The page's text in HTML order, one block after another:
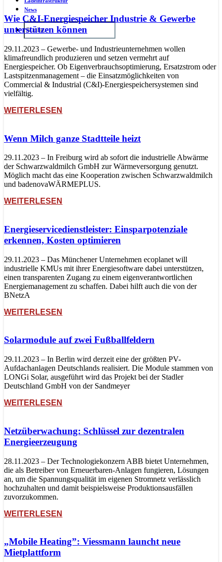
News
Wie C&I-Energiespeicher Industrie & Gewerbe
unterstützen können
29.11.2023 – Gewerbe- und Industrieunternehmen wollen
klimafreundlich produzieren und setzen vermehrt auf
Energiespeicher. Ob Eigenverbrauchsoptimierung, Ersatzstrom oder
Lastspitzenmanagement – die Einsatzmöglichkeiten von
Commercial & Industrial (C&I)-Energiespeichersystemen sind
vielfältig.
WEITERLESEN
Wenn Milch ganze Stadtteile heizt
29.11.2023 – In Freiburg wird ab sofort die industrielle Abwärme
der Schwarzwaldmilch GmbH zur Wärmeversorgung genutzt.
Möglich macht das eine Kooperation zwischen Schwarzwaldmilch
und badenovaWÄRMEPLUS.
WEITERLESEN
Energieservicedienstleister: Einsparpotenziale
erkennen, Kosten optimieren
29.11.2023 – Das Münchener Unternehmen ecoplanet will
industrielle KMUs mit ihrer Energiesoftware dabei unterstützen,
einen transparenten Zugang zu einem eigenverantwortlichen
Energiemanagement zu schaffen. Dabei hilft auch die von der
BNetzA
WEITERLESEN
Solarmodule auf zwei Fußballfeldern
29.11.2023 – In Berlin wird derzeit eine der größten PV-
Aufdachanlagen Deutschlands realisiert. Die Module stammen von
LONGi Solar, ausgeführt wird das Projekt bei der Stadler
Deutschland GmbH von der Sandmeyer
WEITERLESEN
Netzüberwachung: Schlüssel zur dezentralen
Energieerzeugung
28.11.2023 – Der Technologiekonzern ABB bietet Unternehmen,
die als Betreiber von Erneuerbaren-Anlagen fungieren, Lösungen
an, um die Spannungsqualität im eigenen Stromnetz verlässlich
hochzuhalten und damit beispielsweise Produktionsausfällen
zuvorzukommen.
WEITERLESEN
„Mobile Heating”: Viessmann launcht neue
Mietplattform